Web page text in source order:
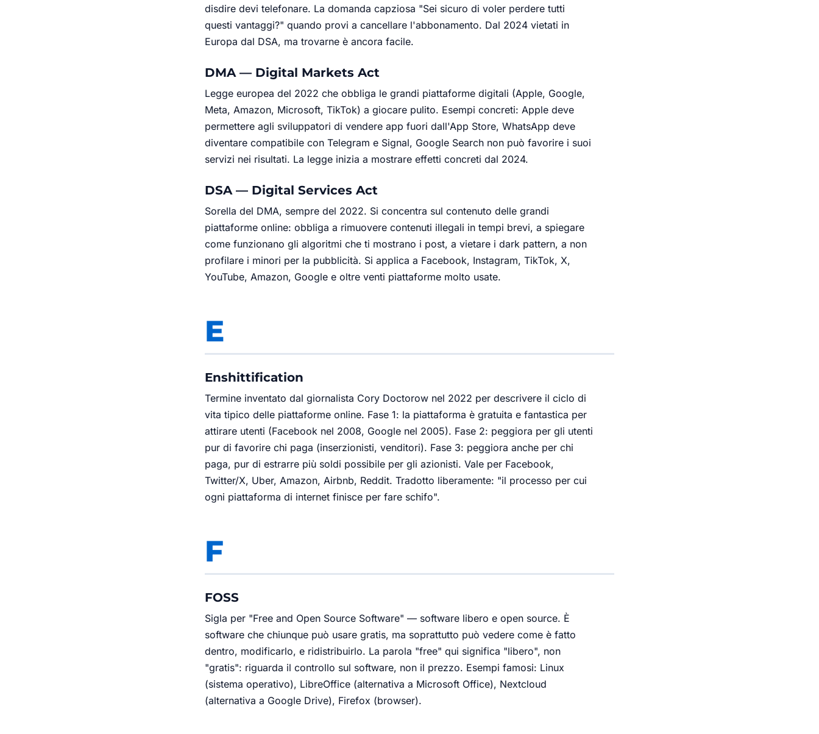
disdire devi telefonare. La domanda capziosa "Sei sicuro di voler perdere tutti
questi vantaggi?" quando provi a cancellare l'abbonamento. Dal 2024 vietati in
Europa dal DSA, ma trovarne è ancora facile.
DMA — Digital Markets Act
Legge europea del 2022 che obbliga le grandi piattaforme digitali (Apple, Google,
Meta, Amazon, Microsoft, TikTok) a giocare pulito. Esempi concreti: Apple deve
permettere agli sviluppatori di vendere app fuori dall'App Store, WhatsApp deve
diventare compatibile con Telegram e Signal, Google Search non può favorire i suoi
servizi nei risultati. La legge inizia a mostrare effetti concreti dal 2024.
DSA — Digital Services Act
Sorella del DMA, sempre del 2022. Si concentra sul contenuto delle grandi
piattaforme online: obbliga a rimuovere contenuti illegali in tempi brevi, a spiegare
come funzionano gli algoritmi che ti mostrano i post, a vietare i dark pattern, a non
profilare i minori per la pubblicità. Si applica a Facebook, Instagram, TikTok, X,
YouTube, Amazon, Google e oltre venti piattaforme molto usate.
E
Enshittification
Termine inventato dal giornalista Cory Doctorow nel 2022 per descrivere il ciclo di
vita tipico delle piattaforme online. Fase 1: la piattaforma è gratuita e fantastica per
attirare utenti (Facebook nel 2008, Google nel 2005). Fase 2: peggiora per gli utenti
pur di favorire chi paga (inserzionisti, venditori). Fase 3: peggiora anche per chi
paga, pur di estrarre più soldi possibile per gli azionisti. Vale per Facebook,
Twitter/X, Uber, Amazon, Airbnb, Reddit. Tradotto liberamente: "il processo per cui
ogni piattaforma di internet finisce per fare schifo".
F
FOSS
Sigla per "Free and Open Source Software" — software libero e open source. È
software che chiunque può usare gratis, ma soprattutto può vedere come è fatto
dentro, modificarlo, e ridistribuirlo. La parola "free" qui significa "libero", non
"gratis": riguarda il controllo sul software, non il prezzo. Esempi famosi: Linux
(sistema operativo), LibreOffice (alternativa a Microsoft Office), Nextcloud
(alternativa a Google Drive), Firefox (browser).